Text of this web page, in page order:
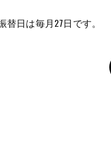
日は毎月27日です。